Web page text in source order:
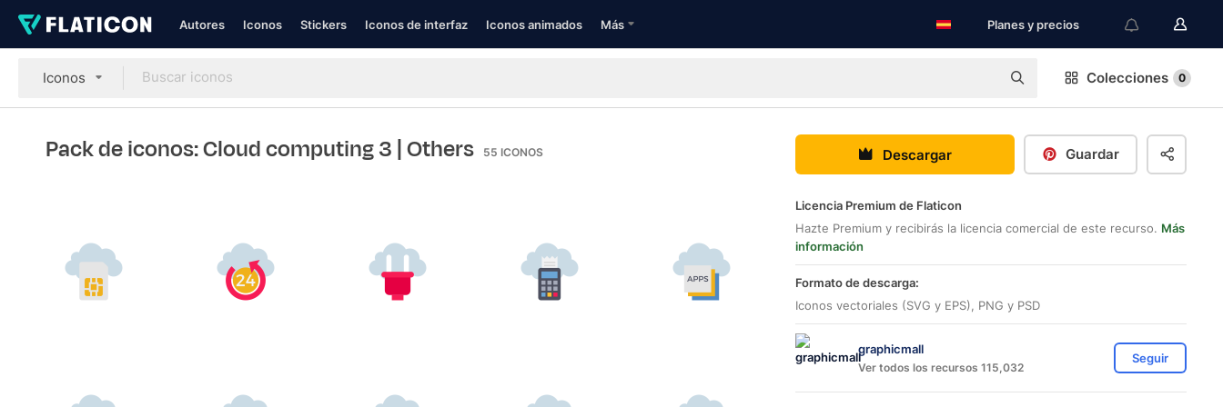
Autores Iconos Stickers Iconos de interfaz Iconos animados Más Planes y precios
Iconos Colecciones 0
Pack de iconos: Cloud computing 3 | Others 55 ICONOS Descargar Guardar
Licencia Premium de Flaticon
Hazte Premium y recibirás la licencia comercial de este recurso. Más
información
Formato de descarga:
Iconos vectoriales (SVG y EPS), PNG y PSD
graphicmall
Ver todos los recursos 115,032
Seguir